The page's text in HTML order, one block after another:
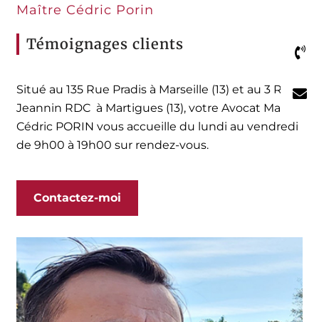
Maître Cédric Porin
Témoignages clients
Situé au 135 Rue Pradis à Marseille (13) et au 3 Rue
Jeannin RDC à Martigues (13), votre Avocat Maître
Cédric PORIN vous accueille du lundi au vendredi
de 9h00 à 19h00 sur rendez-vous.
Contactez-moi